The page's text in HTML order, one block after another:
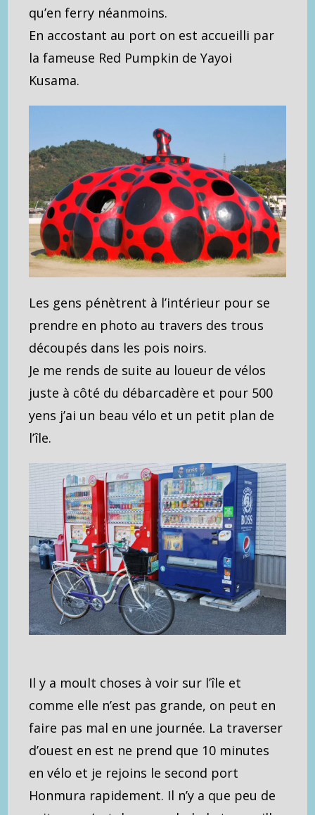
qu’en ferry néanmoins.
En accostant au port on est accueilli par
la fameuse Red Pumpkin de Yayoi
Kusama.
Les gens pénètrent à l’intérieur pour se
prendre en photo au travers des trous
découpés dans les pois noirs.
Je me rends de suite au loueur de vélos
juste à côté du débarcadère et pour 500
yens j’ai un beau vélo et un petit plan de
l’île.
Il y a moult choses à voir sur l’île et
comme elle n’est pas grande, on peut en
faire pas mal en une journée. La traverser
d’ouest en est ne prend que 10 minutes
en vélo et je rejoins le second port
Honmura rapidement. Il n’y a que peu de